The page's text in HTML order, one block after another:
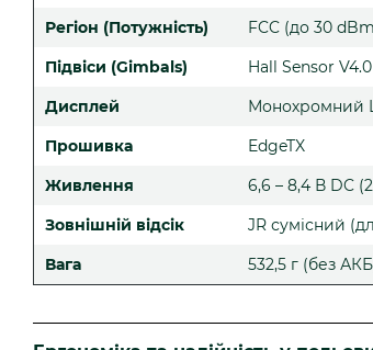
Регіон (Потужність)
FCC (до 30
Підвіси (Gimbals)
Hall Sensor
Дисплей
Монохромний
Прошивка
EdgeTX
Живлення
6,6 – 8,4 В DC
Зовнішній відсік
JR сумісний
Вага
532,5 г (без